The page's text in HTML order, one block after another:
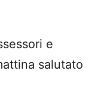
e
salutato